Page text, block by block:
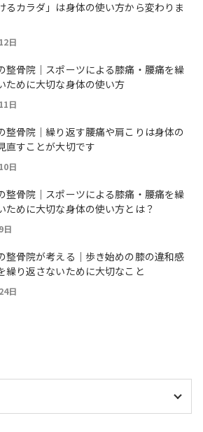
るカラダ」は身体の使い方から変わりま
日
整骨院｜スポーツによる膝痛・腰痛を繰
ために大切な身体の使い方
日
整骨院｜繰り返す腰痛や肩こりは身体の
直すことが大切です
日
整骨院｜スポーツによる膝痛・腰痛を繰
ために大切な身体の使い方とは？
日
整骨院が考える｜歩き始めの膝の違和感
繰り返さないために大切なこと
日